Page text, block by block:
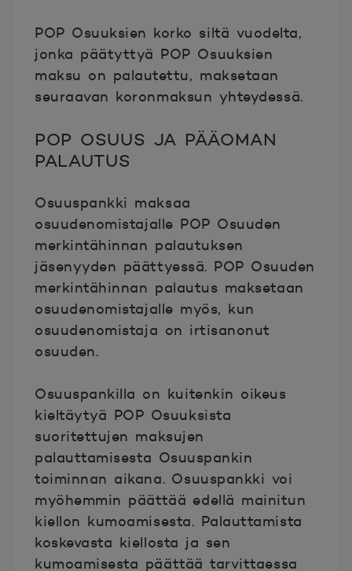
POP Osuuksien korko siltä vuodelta,
jonka päätyttyä POP Osuuksien
maksu on palautettu, maksetaan
seuraavan koronmaksun yhteydessä.
POP OSUUS JA PÄÄOMAN
PALAUTUS
Osuuspankki maksaa
osuudenomistajalle POP Osuuden
merkintähinnan palautuksen
jäsenyyden päättyessä. POP Osuuden
merkintähinnan palautus maksetaan
osuudenomistajalle myös, kun
osuudenomistaja on irtisanonut
osuuden.
Osuuspankilla on kuitenkin oikeus
kieltäytyä POP Osuuksista
suoritettujen maksujen
palauttamisesta Osuuspankin
toiminnan aikana. Osuuspankki voi
myöhemmin päättää edellä mainitun
kiellon kumoamisesta. Palauttamista
koskevasta kiellosta ja sen
kumoamisesta päättää tarvittaessa